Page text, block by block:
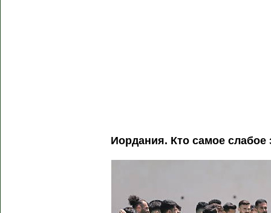
Иордания. Кто самое слабое